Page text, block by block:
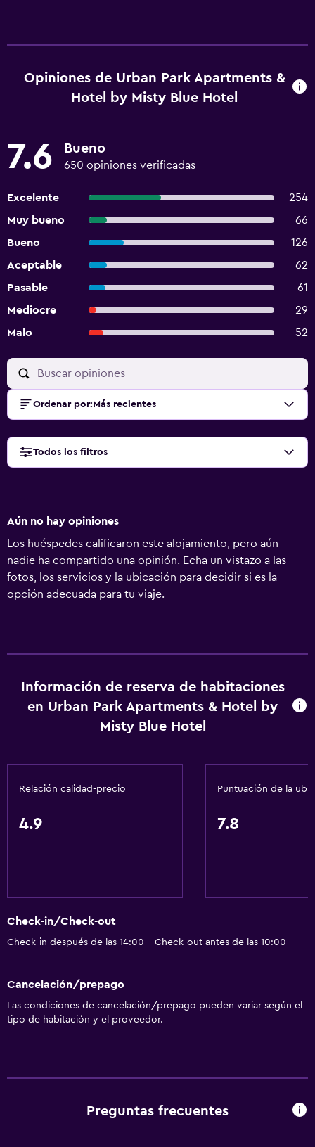
Opiniones de Urban Park Apartments &
Hotel by Misty Blue Hotel
7.6 Bueno
650 opiniones verificadas
Excelente
254
Muy bueno
66
Bueno
126
Aceptable
62
Pasable
61
Mediocre
29
Malo
52
Ordenar por: Más recientes
Todos los filtros
Aún no hay opiniones
Los huéspedes calificaron este alojamiento, pero aún
nadie ha compartido una opinión. Echa un vistazo a las
fotos, los servicios y la ubicación para decidir si es la
opción adecuada para tu viaje.
Información de reserva de habitaciones
en Urban Park Apartments & Hotel by
Misty Blue Hotel
Relación calidad-precio
4.9
Puntuación de la
7.8
Check-in/Check-out
Check-in después de las 14:00 - Check-out antes de las 10:00
Cancelación/prepago
Las condiciones de cancelación/prepago pueden variar según el
tipo de habitación y el proveedor.
Preguntas frecuentes